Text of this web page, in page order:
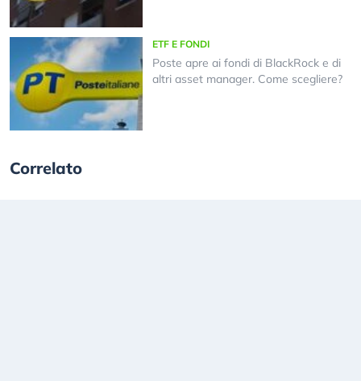
ETF E FONDI
Poste apre ai fondi di BlackRock e di
altri asset manager. Come scegliere?
Correlato